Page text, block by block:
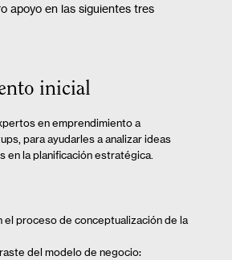
apoyo en las siguientes tres
inicial
en emprendimiento a
para ayudarles a analizar ideas
en la planificación estratégica.
el proceso de conceptualización de la
del modelo de negocio: